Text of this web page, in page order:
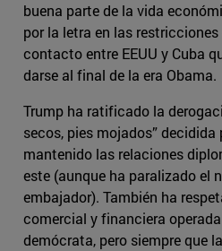
buena parte de la vida
por la letra en las
contacto entre EEUU y Cuba
darse al final de la era Obama.
Trump ha ratificado la
secos, pies mojados” decidida
mantenido las relaciones
este (aunque ha paralizado el
embajador). También ha
comercial y financiera
demócrata, pero siempre que